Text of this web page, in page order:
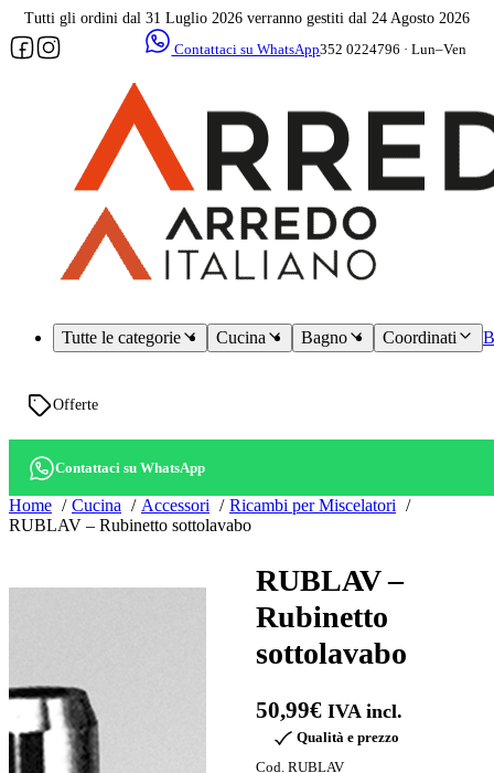
Tutti gli ordini dal 31 Luglio 2026 verranno gestiti dal 24 Agosto 2026
Contattaci su WhatsApp352 0224796 · Lun–Ven
Tutte le categorie Cucina Bagno Coordinati
Offerte
Contattaci su WhatsApp
Home Cucina Accessori
Ricambi per Miscelatori
RUBLAV – Rubinetto sottolavabo
RUBLAV –
Rubinetto
sottolavabo
50,99€ IVA incl.
Qualità e prezzo
Cod. RUBLAV